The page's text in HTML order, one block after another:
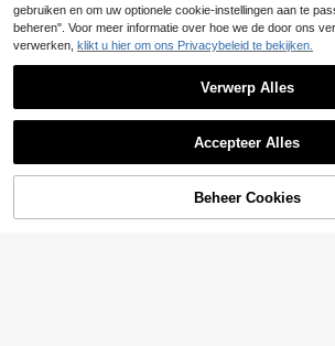
TOEVOEGEN AAN
gebruiken en om uw optionele cookie-instellingen aan te
beheren". Voor meer informatie over hoe we de door ons
verwerken, klikt u hier om ons Privacybeleid te bekijken.
Verwerp Alles
Accepteer Alles
Beheer Cookies